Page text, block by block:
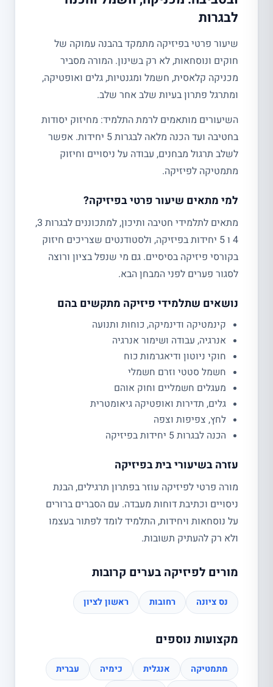
לבגרות
שיעור פרטי בפיזיקה מתמקד בהבנה עמוקה של
חוקים ונוסחאות, לא רק בשינון. המורה מסביר
מכניקה קלאסית, חשמל ומגנטיות, גלים ואופטיקה,
ומתרגל פתרון בעיות שלב אחר שלב.
השיעורים מותאמים לרמת התלמיד: מחיזוק יסודות
בחטיבה ועד הכנה מלאה לבגרות 5 יחידות. אפשר
לשלב תרגול מבחנים, עבודה על ניסויים וחיזוק
מתמטיקה לפיזיקה.
למי מתאים שיעור פרטי בפיזיקה?
מתאים לתלמידי חטיבה ותיכון, למתכוננים לבגרות 3,
4 ו 5 יחידות בפיזיקה, ולסטודנטים שצריכים חיזוק
בקורסי פיזיקה בסיסיים. גם מי שנפל בציון ורוצה
לסגור פערים לפני המבחן הבא.
נושאים שתלמידי פיזיקה מתקשים בהם
קינמטיקה ודינמיקה, כוחות ותנועה
אנרגיה, עבודה ושימור אנרגיה
חוקי ניוטון ודיאגרמות כוח
חשמל סטטי וזרם חשמלי
מעגלים חשמליים וחוק אוהם
גלים, תדירות ואופטיקה גיאומטרית
לחץ, צפיפות וצפה
הכנה לבגרות 5 יחידות בפיזיקה
עזרה בשיעורי בית בפיזיקה
מורה פרטי לפיזיקה עוזר בפתרון תרגילים, הבנת
ניסויים וכתיבת דוחות מעבדה. עם הסברים ברורים
על נוסחאות ויחידות, התלמיד לומד לפתור בעצמו
ולא רק להעתיק תשובות.
מורים לפיזיקה בערים קרובות
נס ציונה רחובות ראשון לציון
מקצועות נוספים
מתמטיקה אנגלית כימיה
עברית